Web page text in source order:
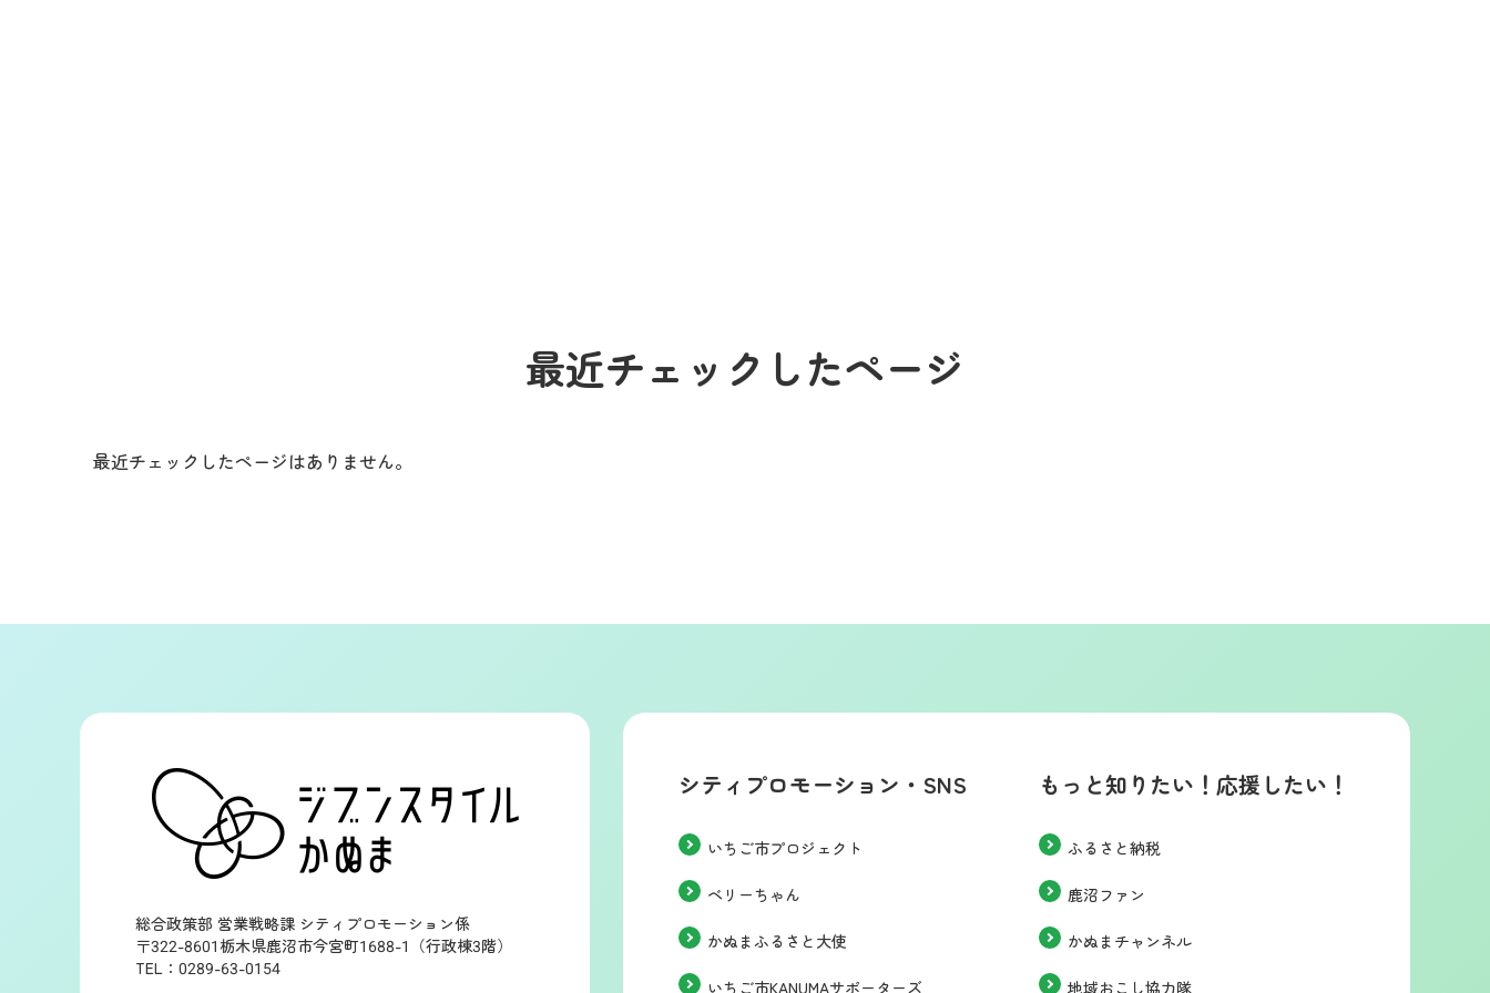
最近チェックしたページ
最近チェックしたページはありません。
総合政策部 営業戦略課 シティプロモーション係
〒322-8601栃木県鹿沼市今宮町1688-1（行政棟3階）
TEL：0289-63-0154
シティプロモーション・SNS
いちご市プロジェクト
ベリーちゃん
かぬまふるさと大使
いちご市KANUMAサポーターズ
もっと知りたい！応援したい！
ふるさと納税
鹿沼ファン
かぬまチャンネル
地域おこし協力隊